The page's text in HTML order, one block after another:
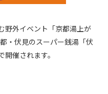
野外イベント「京都湯上が
・伏見のスーパー銭湯「伏
催されます。